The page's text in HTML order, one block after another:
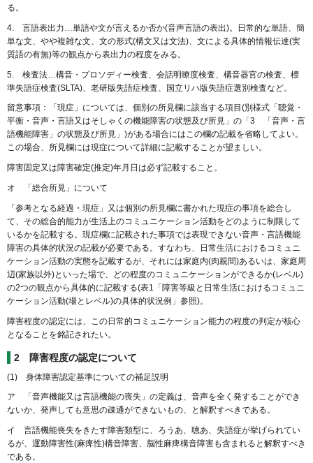
る。
4. 言語表出力…単語や文が言えるか否か(音声言語の表出)。日常的な単語、簡
単な文、やや複雑な文、文の形式(構文又は文法)、文による具体的情報伝達(実
質語の有無)等の観点から表出力の程度をみる。
5. 検査法…構音・プロソディー検査、会話明瞭度検査、構音器官の検査、標
準失語症検査(SLTA)、老研版失語症検査、国立リハ版失語症選別検査など。
留意事項：「現症」については、個別の所見欄に該当する項目(別様式「聴覚・
平衡・音声・言語又はそしゃくの機能障害の状態及び所見」の「3 「音声・言
語機能障害」の状態及び所見」)がある場合にはこの欄の記載を省略してよい。
この場合、所見欄には現症について詳細に記載することが望ましい。
障害固定又は障害確定(推定)年月日は必ず記載すること。
オ 「総合所見」について
「参考となる経過・現症」又は個別の所見欄に書かれた現症の事項を総合し
て、その総合的能力が生活上のコミュニケーション活動をどのように制限して
いるかを記載する。現症欄に記載された事項では表現できない音声・言語機能
障害の具体的状況の記載が必要である。すなわち、日常生活におけるコミュニ
ケーション活動の実態を記載するが、それには家庭内(肉親間)あるいは、家庭周
辺(家族以外)といった場で、どの程度のコミュニケーションができるか(レベル)
の2つの観点から具体的に記載する(表1「障害等級と日常生活におけるコミュニ
ケーション活動(場とレベル)の具体的状況例」参照)。
障害程度の認定には、この日常的コミュニケーション能力の程度の判定が核心
となることを銘記されたい。
2 障害程度の認定について
(1) 身体障害認定基準についての補足説明
ア 「音声機能又は言語機能の喪失」の定義は、音声を全く発することができ
ないか、発声しても意思の疎通ができないもの、と解釈すべきである。
イ 言語機能喪失をきたす障害類型に、ろうあ、聴あ、失語症が挙げられてい
るが、運動障害性(麻痺性)構音障害、脳性麻痺構音障害も含まれると解釈すべき
である。